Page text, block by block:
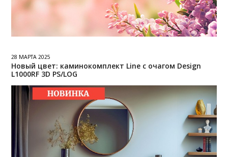
28 МАРТА 2025
Новый цвет: каминокомплект Line с очагом Design
L1000RF 3D PS/LOG